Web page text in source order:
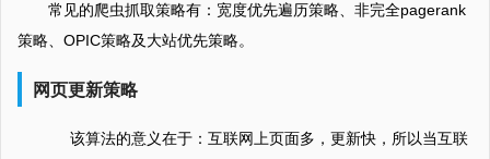
常见的爬虫抓取策略有：宽度优先遍历策略、非完全pagerank
策略、OPIC策略及大站优先策略。
网页更新策略
该算法的意义在于：互联网上页面多，更新快，所以当互联